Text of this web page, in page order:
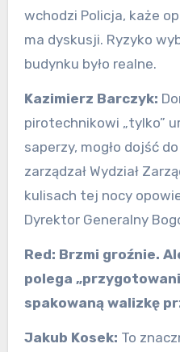
wchodzi Policja, każe
ma dyskusji. Ryzyko
budynku było realne.
Kazimierz Barczyk:
pirotechnikowi „tylko”
saperzy, mogło dojść
zarządzał Wydział
kulisach tej nocy
Dyrektor Generalny
Red: Brzmi groźnie.
polega
spakowaną walizkę
Jakub Kosek: To